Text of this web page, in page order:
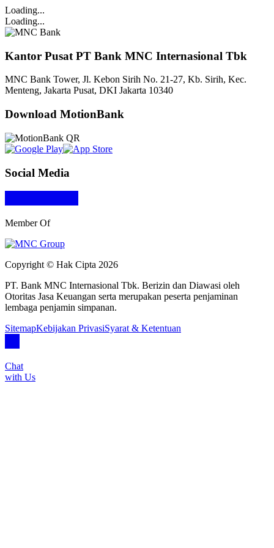
Loading...
Loading...
Kantor Pusat PT Bank MNC Internasional Tbk
MNC Bank Tower, Jl. Kebon Sirih No. 21-27, Kb. Sirih, Kec.
Menteng, Jakarta Pusat, DKI Jakarta 10340
Download MotionBank
Social Media
Member Of
Copyright © Hak Cipta 2026
PT. Bank MNC Internasional Tbk. Berizin dan Diawasi oleh
Otoritas Jasa Keuangan serta merupakan peserta penjaminan
lembaga penjamin simpanan.
SitemapKebijakan PrivasiSyarat & Ketentuan
Chat
with Us